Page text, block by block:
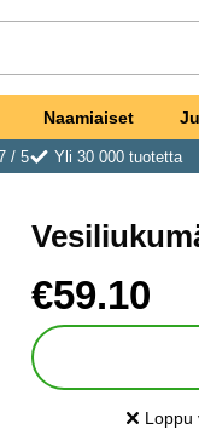
Naamiaiset
/ 5
Yli 30 000 tuotetta
suosikiksi
hinta
€59.10
Loppu